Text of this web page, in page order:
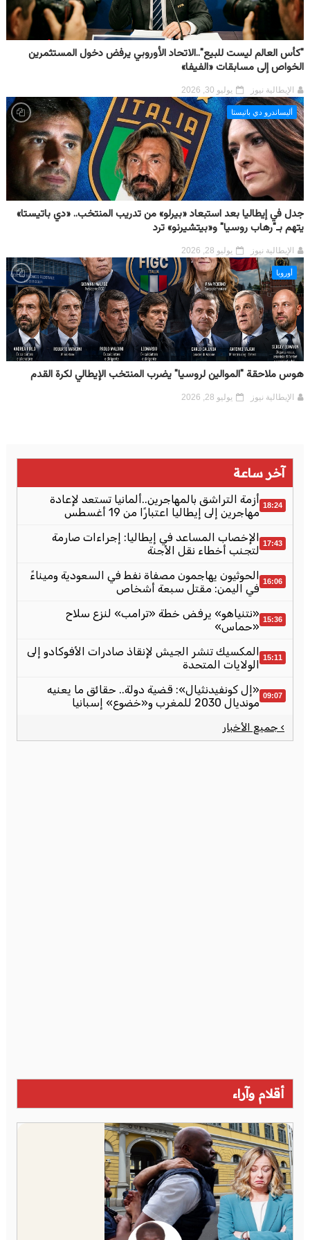
"كأس العالم ليست للبيع"..الاتحاد الأوروبي يرفض دخول المستثمرين
الخواص إلى مسابقات «الفيفا»
الإيطالية نيوز يوليو 30, 2026
أليساندرو دي باتيستا
جدل في إيطاليا بعد استبعاد «بيرلو» من تدريب المنتخب.. «دي باتيستا»
يتهم بـ"رهاب روسيا" و«بيتشيرنو» ترد
الإيطالية نيوز يوليو 28, 2026
أوروبا
هوس ملاحقة "الموالين لروسيا" يضرب المنتخب الإيطالي لكرة القدم
الإيطالية نيوز يوليو 28, 2026
آخر ساعة
18:24 أزمة التراشق بالمهاجرين..ألمانيا تستعد لإعادة
مهاجرين إلى إيطاليا اعتبارًا من 19 أغسطس
17:43 الإخصاب المساعد في إيطاليا: إجراءات صارمة
لتجنب أخطاء نقل الأجنة
16:06 الحوثيون يهاجمون مصفاة نفط في السعودية وميناءً
في اليمن: مقتل سبعة أشخاص
15:36 «نتنياهو» يرفض خطة «ترامب» لنزع سلاح
«حماس»
15:11 المكسيك تنشر الجيش لإنقاذ صادرات الأفوكادو إلى
الولايات المتحدة
09:07 «إل كونفيدنثيال»: قضية دولة.. حقائق ما يعنيه
مونديال 2030 للمغرب و«خضوع» إسبانيا
› جميع الأخبار
أقلام وآراء